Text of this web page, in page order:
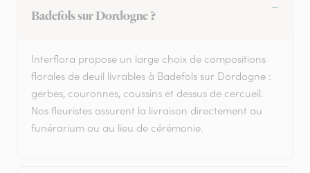
Badefols sur Dordogne ?
Interflora propose un large choix de compositions
florales de deuil livrables à Badefols sur Dordogne :
gerbes, couronnes, coussins et dessus de cercueil.
Nos fleuristes assurent la livraison directement au
funérarium ou au lieu de cérémonie.